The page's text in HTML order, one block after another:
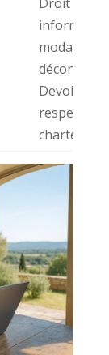
informé
modalités
Devoir de
respecter
charte.